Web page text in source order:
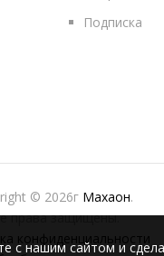
Подписка
© 2026г Махаон.
права защищены.
конфиденциальности
с нашим сайтом и